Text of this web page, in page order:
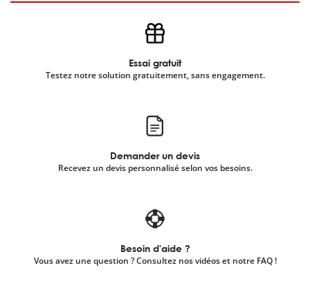
Essai gratuit
Testez notre solution gratuitement, sans engagement.
Demander un devis
Recevez un devis personnalisé selon vos besoins.
Besoin d'aide ?
Vous avez une question ? Consultez nos vidéos et notre FAQ !